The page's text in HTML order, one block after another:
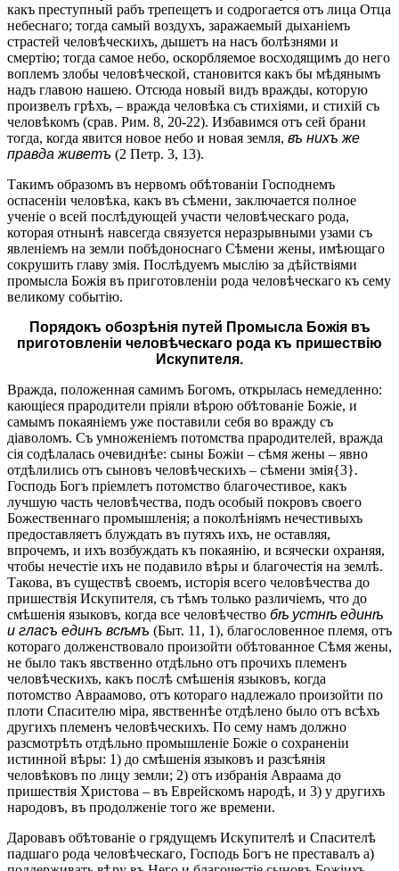
какъ преступный рабъ трепещетъ и содрогается отъ лица Отца
небеснаго; тогда самый воздухъ, заражаемый дыханіемъ
страстей человѣческихъ, дышетъ на насъ болѣзнями и
смертію; тогда самое небо, оскорбляемое восходящимъ до него
воплемъ злобы человѣческой, становится какъ бы мѣдянымъ
надъ главою нашею. Отсюда новый видъ вражды, которую
произвелъ грѣхъ, – вражда человѣка съ стихіями, и стихій съ
человѣкомъ (срав. Рим. 8, 20-22). Избавимся отъ сей брани
тогда, когда явится новое небо и новая земля, въ нихъ же
правда живетъ (2 Петр. 3, 13).
Такимъ образомъ въ нервомъ обѣтованіи Господнемъ
оспасеніи человѣка, какъ въ сѣмени, заключается полное
ученіе о всей послѣдующей участи человѣческаго рода,
которая отнынѣ навсегда связуется неразрывными узами съ
явленіемъ на земли побѣдоноснаго Сѣмени жены, имѣющаго
сокрушить главу змія. Послѣдуемъ мыслію за дѣйствіями
промысла Божія въ приготовленіи рода человѣческаго къ сему
великому событію.
Порядокъ обозрѣнія путей Промысла Божія въ
приготовленіи человѣческаго рода къ пришествію
Искупителя.
Вражда, положенная самимъ Богомъ, открылась немедленно:
кающіеся прародители пріяли вѣрою обѣтованіе Божіе, и
самымъ покаяніемъ уже поставили себя во вражду съ
діаволомъ. Съ умноженіемъ потомства прародителей, вражда
сія содѣлалась очевиднѣе: сыны Божіи – сѣмя жены – явно
отдѣлились отъ сыновъ человѣческихъ – сѣмени змія{3}.
Господь Богъ пріемлетъ потомство благочестивое, какъ
лучшую часть человѣчества, подъ особый покровъ своего
Божественнаго промышленія; а поколѣніямъ нечестивыхъ
предоставляетъ блуждать въ путяхъ ихъ, не оставляя,
впрочемъ, и ихъ возбуждать къ покаянію, и всячески охраняя,
чтобы нечестіе ихъ не подавило вѣры и благочестія на землѣ.
Такова, въ существѣ своемъ, исторія всего человѣчества до
пришествія Искупителя, съ тѣмъ только различіемъ, что до
смѣшенія языковъ, когда все человѣчество бѣ устнѣ единѣ
и гласъ единъ всѣмъ (Быт. 11, 1), благословенное племя, отъ
котораго долженствовало произойти обѣтованное Сѣмя жены,
не было такъ явственно отдѣльно отъ прочихъ племенъ
человѣческихъ, какъ послѣ смѣшенія языковъ, когда
потомство Авраамово, отъ котораго надлежало произойти по
плоти Спасителю міра, явственнѣе отдѣлено было отъ всѣхъ
другихъ племенъ человѣческихъ. По сему намъ должно
разсмотрѣть отдѣльно промышленіе Божіе о сохраненіи
истинной вѣры: 1) до смѣшенія языковъ и разсѣянія
человѣковъ по лицу земли; 2) отъ избранія Авраама до
пришествія Христова – въ Еврейскомъ народѣ, и 3) у другихъ
народовъ, въ продолженіе того же времени.
Даровавъ обѣтованіе о грядущемъ Искупителѣ и Спасителѣ
падшаго рода человѣческаго, Господь Богъ не преставалъ а)